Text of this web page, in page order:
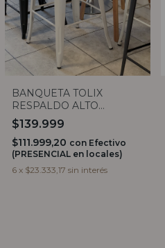
BANQUETA TOLIX
RESPALDO ALTO
BLANCO MATE
$139.999
$111.999,20 con Efectivo
(PRESENCIAL en locales)
6 x $23.333,17 sin interés